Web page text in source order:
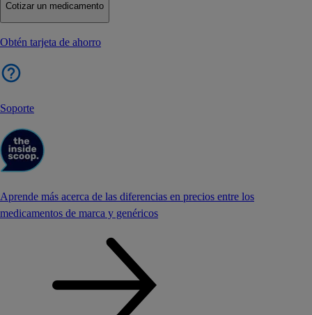
Cotizar un medicamento
Obtén tarjeta de ahorro
Soporte
Aprende más acerca de las diferencias en precios entre los
medicamentos de marca y genéricos